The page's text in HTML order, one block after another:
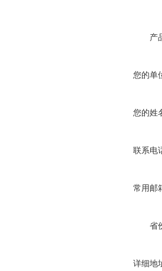
产
您的单
您的姓
联系电
常用邮
省
详细地